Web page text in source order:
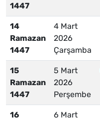
1447
14
Ramazan
1447
4 Mart
2026
Çarşamba
15
Ramazan
1447
5 Mart
2026
Perşembe
16
6 Mart